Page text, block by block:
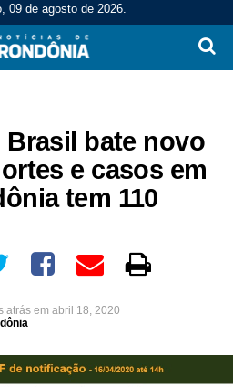
09 de agosto de 2026.
bate novo
e casos em
tem 110
atrás em abril 18, 2020